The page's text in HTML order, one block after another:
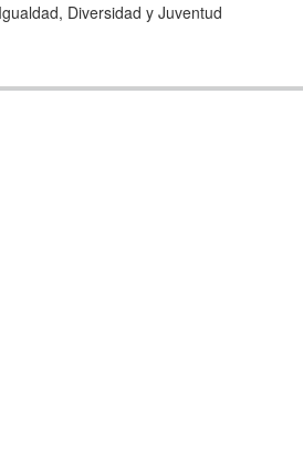
Diversidad y Juventud